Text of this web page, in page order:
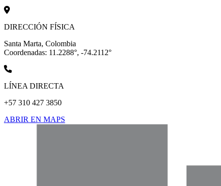
DIRECCIÓN FÍSICA
Santa Marta, Colombia
Coordenadas: 11.2288°, -74.2112°
LÍNEA DIRECTA
+57 310 427 3850
ABRIR EN MAPS